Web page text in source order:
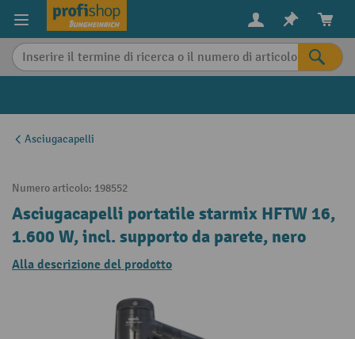
content
Asciugacapelli
Numero articolo: 198552
Asciugacapelli portatile starmix HFTW 16,
1.600 W, incl. supporto da parete, nero
Alla descrizione del prodotto